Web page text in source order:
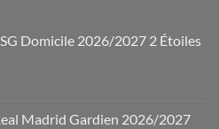
Domicile 2026/2027 2 Étoiles
Madrid Gardien 2026/2027